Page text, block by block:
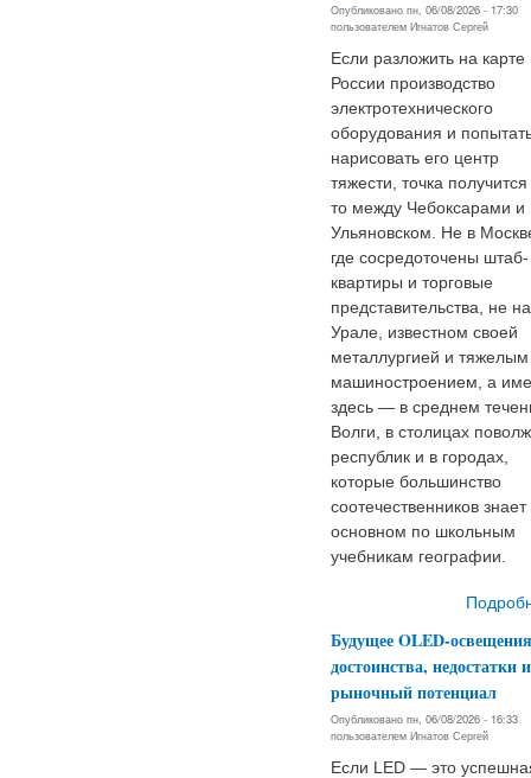
Опубликовано пн, 06/08/2026 - 17:30
пользователем Игнатов Сергей
Если разложить на карте
России производство
электротехнического
оборудования и
нарисовать его центр
тяжести, точка получится
то между Чебоксарами и
Ульяновском. Не в
где сосредоточены штаб-
квартиры и торговые
представительства, не на
Урале, известном своей
металлургией и тяжелым
машиностроением, а
здесь — в среднем
Волги, в столицах
республик и в городах,
которые большинство
соотечественников знает
основном по школьным
учебникам географии.
Будущее OLED-
достоинства, недостатки и
рыночный потенциал
Опубликовано пн, 06/08/2026 - 16:33
пользователем Игнатов Сергей
Если LED — это